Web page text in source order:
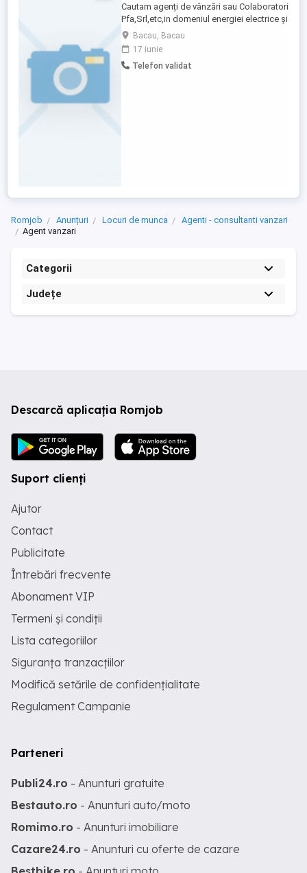
Cautam agenți de vânzări sau Colaboratori
Pfa,Srl,etc,in domeniul energiei electrice și
a gazelor naturale!Studii medii,experienta
in vanzari-1an.Se ofera bonusuri
motivante(2500-100000ron), program
flexibil, job ideal pentru cei care sunt in
Bacau, Bacau
17 iunie
Telefon validat
Romjob Anunțuri Locuri de munca
Agenti - consultanti vanzari
Agent vanzari
Categorii
Județe
Descarcă aplicația Romjob
Suport clienți
Ajutor
Contact
Publicitate
Întrebări frecvente
Abonament VIP
Termeni și condiții
Lista categoriilor
Siguranța tranzacțiilor
Modifică setările de confidențialitate
Regulament Campanie
Parteneri
Publi24.ro - Anunturi gratuite
Bestauto.ro - Anunturi auto/moto
Romimo.ro - Anunturi imobiliare
Cazare24.ro - Anunturi cu oferte de cazare